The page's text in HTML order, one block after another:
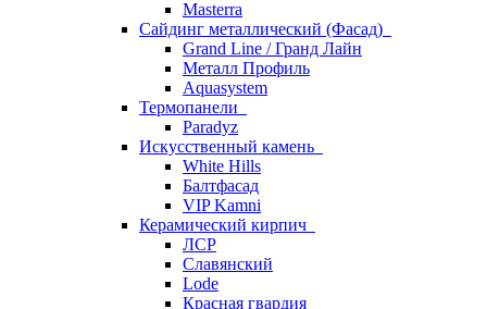
Masterra
Сайдинг металлический (Фасад)
Grand Line / Гранд Лайн
Металл Профиль
Aquasystem
Термопанели
Paradyz
Искусственный камень
White Hills
Балтфасад
VIP Kamni
Керамический кирпич
ЛСР
Славянский
Lode
Красная гвардия